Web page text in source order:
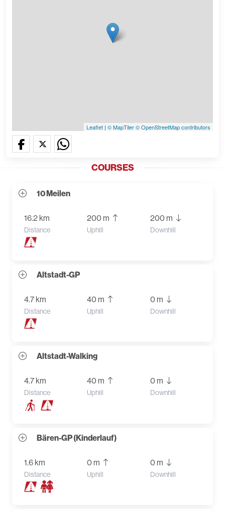
Leaflet | © MapTiler© OpenStreetMap contributors
COURSES
10 Meilen
16.2 km
Distance
200 m
Uphill
200 m
Downhill
Altstadt-GP
4.7 km
Distance
40 m
Uphill
0 m
Downhill
Altstadt-Walking
4.7 km
Distance
40 m
Uphill
0 m
Downhill
Bären-GP (Kinderlauf)
1.6 km
Distance
0 m
Uphill
0 m
Downhill